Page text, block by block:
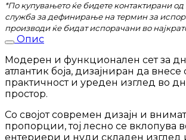
*По купувањето ќе бидете контактирани
служба за дефинирање на термин за
производи ќе бидат испорачани во
Опис
Модерен и функционален сет за
атлантик боја, дизајниран да внесе
практичност и уреден изглед во
простор.
Со својот современ дизајн и
пропорции, тој лесно се вклопува
ентериери и нуди складен изглед